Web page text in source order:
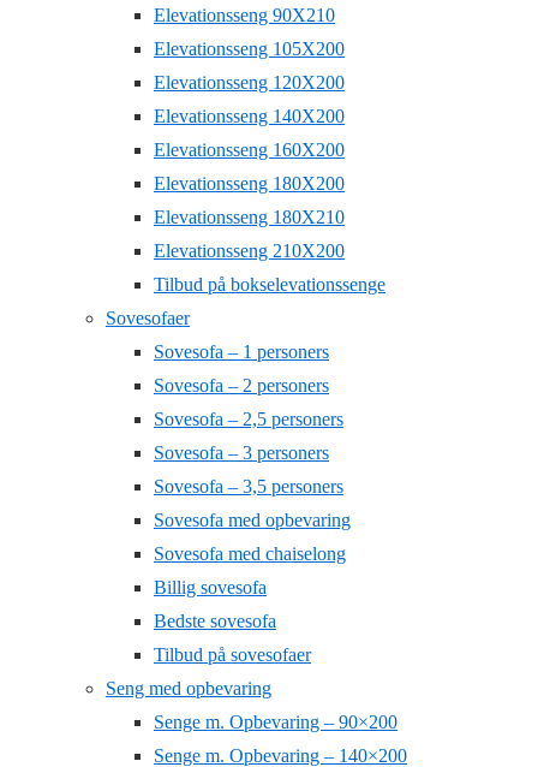
Elevationsseng 90X210
Elevationsseng 105X200
Elevationsseng 120X200
Elevationsseng 140X200
Elevationsseng 160X200
Elevationsseng 180X200
Elevationsseng 180X210
Elevationsseng 210X200
Tilbud på bokselevationssenge
Sovesofaer
Sovesofa – 1 personers
Sovesofa – 2 personers
Sovesofa – 2,5 personers
Sovesofa – 3 personers
Sovesofa – 3,5 personers
Sovesofa med opbevaring
Sovesofa med chaiselong
Billig sovesofa
Bedste sovesofa
Tilbud på sovesofaer
Seng med opbevaring
Senge m. Opbevaring – 90×200
Senge m. Opbevaring – 140×200